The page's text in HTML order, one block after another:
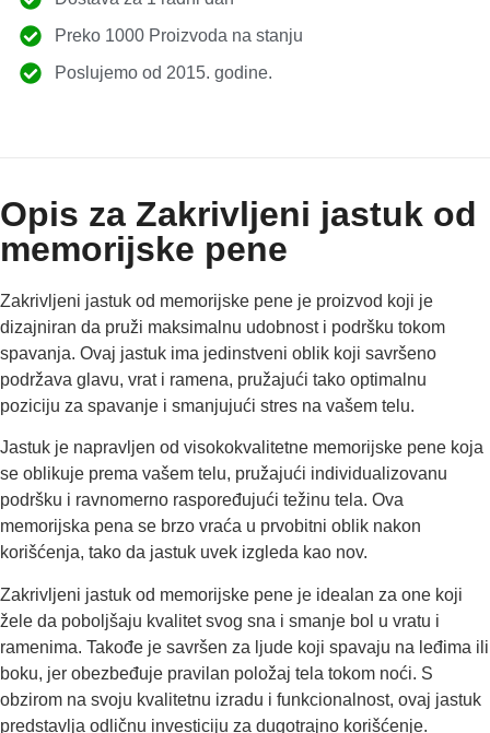
Preko 1000 Proizvoda na stanju
Poslujemo od 2015. godine.
Opis za Zakrivljeni jastuk od
memorijske pene
Zakrivljeni jastuk od memorijske pene je proizvod koji je
dizajniran da pruži maksimalnu udobnost i podršku tokom
spavanja. Ovaj jastuk ima jedinstveni oblik koji savršeno
podržava glavu, vrat i ramena, pružajući tako optimalnu
poziciju za spavanje i smanjujući stres na vašem telu.
Jastuk je napravljen od visokokvalitetne memorijske pene koja
se oblikuje prema vašem telu, pružajući individualizovanu
podršku i ravnomerno raspoređujući težinu tela. Ova
memorijska pena se brzo vraća u prvobitni oblik nakon
korišćenja, tako da jastuk uvek izgleda kao nov.
Zakrivljeni jastuk od memorijske pene je idealan za one koji
žele da poboljšaju kvalitet svog sna i smanje bol u vratu i
ramenima. Takođe je savršen za ljude koji spavaju na leđima ili
boku, jer obezbeđuje pravilan položaj tela tokom noći. S
obzirom na svoju kvalitetnu izradu i funkcionalnost, ovaj jastuk
predstavlja odličnu investiciju za dugotrajno korišćenje.